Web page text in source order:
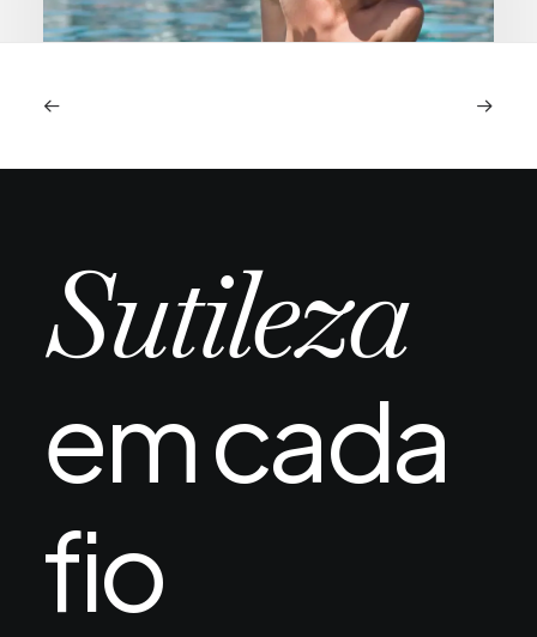
Piscina e mar após transplante capilar:
depois de um transplante capilar…
Sutileza
em cada
fio